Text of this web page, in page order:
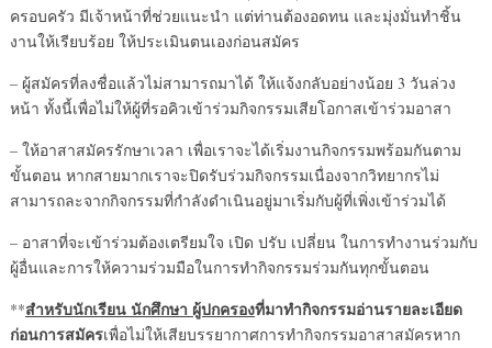
ครอบครัว มีเจ้าหน้าที่ช่วยแนะนำ แต่ท่านต้องอดทน และมุ่งมั่นทำชิ้น
งานให้เรียบร้อย ให้ประเมินตนเองก่อนสมัคร
– ผู้สมัครที่ลงชื่อแล้วไม่สามารถมาได้ ให้แจ้งกลับอย่างน้อย 3 วันล่วง
หน้า ทั้งนี้เพื่อไม่ให้ผู้ที่รอคิวเข้าร่วมกิจกรรมเสียโอกาสเข้าร่วมอาสา
– ให้อาสาสมัครรักษาเวลา เพื่อเราจะได้เริ่มงานกิจกรรมพร้อมกันตาม
ขั้นตอน หากสายมากเราจะปิดรับร่วมกิจกรรมเนื่องจากวิทยากรไม่
สามารถละจากกิจกรรมที่กำลังดำเนินอยู่มาเริ่มกับผู้ที่เพิ่งเข้าร่วมได้
– อาสาที่จะเข้าร่วมต้องเตรียมใจ เปิด ปรับ เปลี่ยน ในการทำงานร่วมกับ
ผู้อื่นและการให้ความร่วมมือในการทำกิจกรรมร่วมกันทุกขั้นตอน
**สำหรับนักเรียน นักศึกษา ผู้ปกครองที่มาทำกิจกรรมอ่านรายละเอียด
ก่อนการสมัครเพื่อไม่ให้เสียบรรยากาศการทำกิจกรรมอาสาสมัครหาก